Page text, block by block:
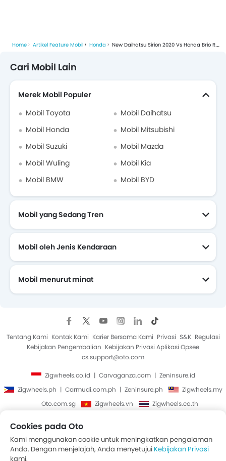
Home Artikel Feature Mobil Honda New Daihatsu Sirion 2020 Vs Honda Brio RS, Siapa Lebih Menarik?
Cari Mobil Lain
Merek Mobil Populer
Mobil Toyota
Mobil Daihatsu
Mobil Honda
Mobil Mitsubishi
Mobil Suzuki
Mobil Mazda
Mobil Wuling
Mobil Kia
Mobil BMW
Mobil BYD
Mobil yang Sedang Tren
Mobil oleh Jenis Kendaraan
Mobil menurut minat
Tentang Kami Kontak Kami Karier Bersama Kami Privasi S&K Regulasi
Kebijakan Pengembalian Kebijakan Privasi Aplikasi Opsee
cs.support@oto.com
Zigwheels.co.id Carvaganza.com
Zeninsure.id
Zigwheels.ph
Carmudi.com.ph Zeninsure.ph
Zigwheels.my
Oto.com.sg
Zigwheels.vn Zigwheels.co.th
Hak Cipta © Oto 2014-2026. Semua Hak Cipta Dilindungi.
Cookies pada Oto
Kami menggunakan cookie untuk meningkatkan pengalaman
Anda. Dengan menjelajah, Anda menyetujui Kebijakan Privasi
kami.